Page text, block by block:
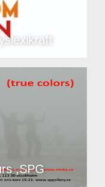
,SPG